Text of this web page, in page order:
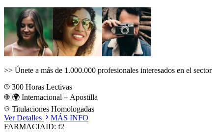
>> Únete a más de 1.000.000 profesionales interesados en el sector
300 Horas Lectivas
🌍 Internacional + Apostilla
Titulaciones Homologadas
Ver Detalles
MÁS INFO
FARMACIAID: f2